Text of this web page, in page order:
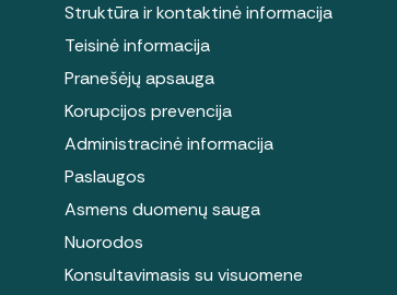
Struktūra ir kontaktinė informacija
Teisinė informacija
Pranešėjų apsauga
Korupcijos prevencija
Administracinė informacija
Paslaugos
Asmens duomenų sauga
Nuorodos
Konsultavimasis su visuomene